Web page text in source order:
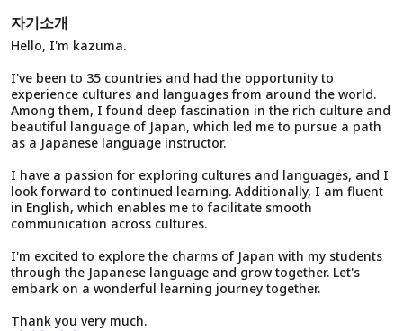
자기소개
Hello, I'm kazuma.
I've been to 35 countries and had the opportunity to
experience cultures and languages from around the world.
Among them, I found deep fascination in the rich culture and
beautiful language of Japan, which led me to pursue a path
as a Japanese language instructor.
I have a passion for exploring cultures and languages, and I
look forward to continued learning. Additionally, I am fluent
in English, which enables me to facilitate smooth
communication across cultures.
I'm excited to explore the charms of Japan with my students
through the Japanese language and grow together. Let's
embark on a wonderful learning journey together.
Thank you very much.